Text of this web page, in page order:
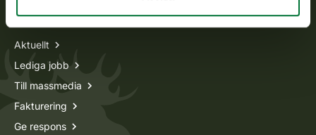
Information om oss
Aktuellt
Lediga jobb
Till massmedia
Fakturering
Ge respons